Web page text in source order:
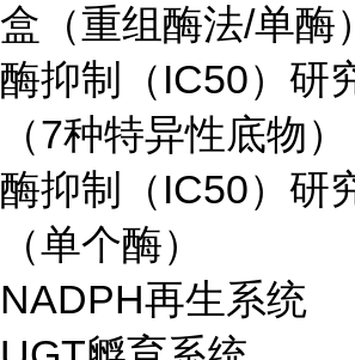
盒（重组酶法/单酶）
酶抑制（IC50）研
（7种特异性底物）
酶抑制（IC50）研
（单个酶）
NADPH再生系统